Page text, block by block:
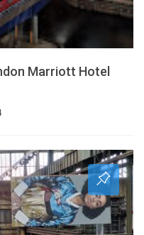
Marriott Hotel